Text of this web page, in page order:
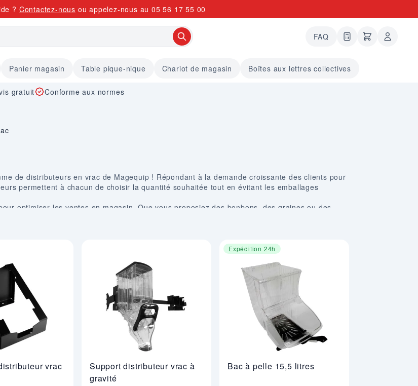
? Contactez-nous ou appelez-nous au 05 56 17 55 00
FAQ 0 articles dans le
undefined
Panier magasin Table pique-nique Chariot de magasin Boîtes aux lettres collectives
gratuit Conforme aux normes
de distributeurs en vrac de Magequip ! Répondant à la demande croissante des clients pour
permettent à chacun de choisir la quantité souhaitée tout en évitant les emballages
optimiser les ventes en magasin. Que vous proposiez des bonbons, des graines ou des
aisée de ces produits.
vrac
Support distributeur vrac à
gravité
Expédition 24h
Bac à pelle 15,5 litres